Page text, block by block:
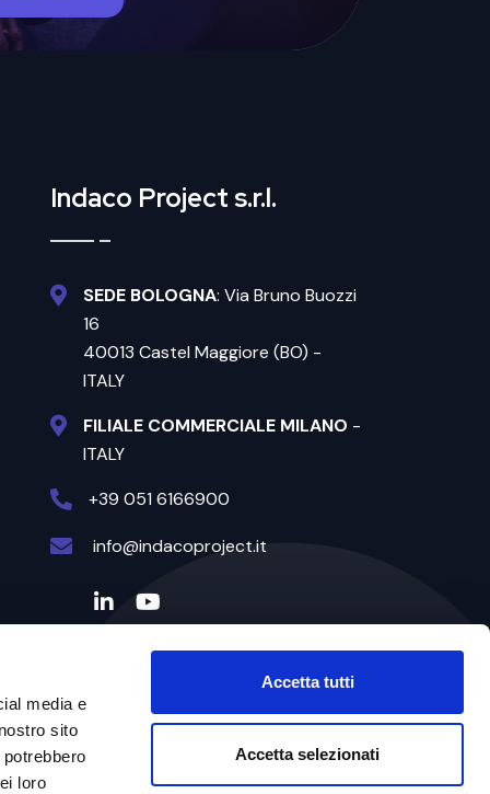
media e
sito
loro
Accetta tutti
Accetta selezionati
Indaco Project s.r.l.
SEDE BOLOGNA: Via Bruno Buozzi
16
40013 Castel Maggiore (BO) -
ITALY
FILIALE COMMERCIALE MILANO -
ITALY
+39 051 6166900
info@indacoproject.it